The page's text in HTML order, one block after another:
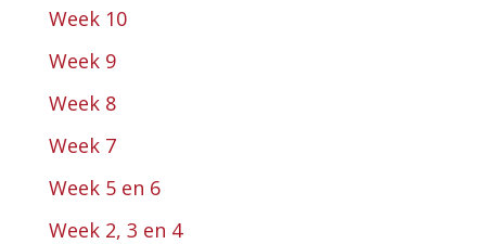
Week 10
Week 9
Week 8
Week 7
Week 5 en 6
Week 2, 3 en 4